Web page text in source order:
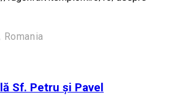
Romania
Sf. Petru și Pavel